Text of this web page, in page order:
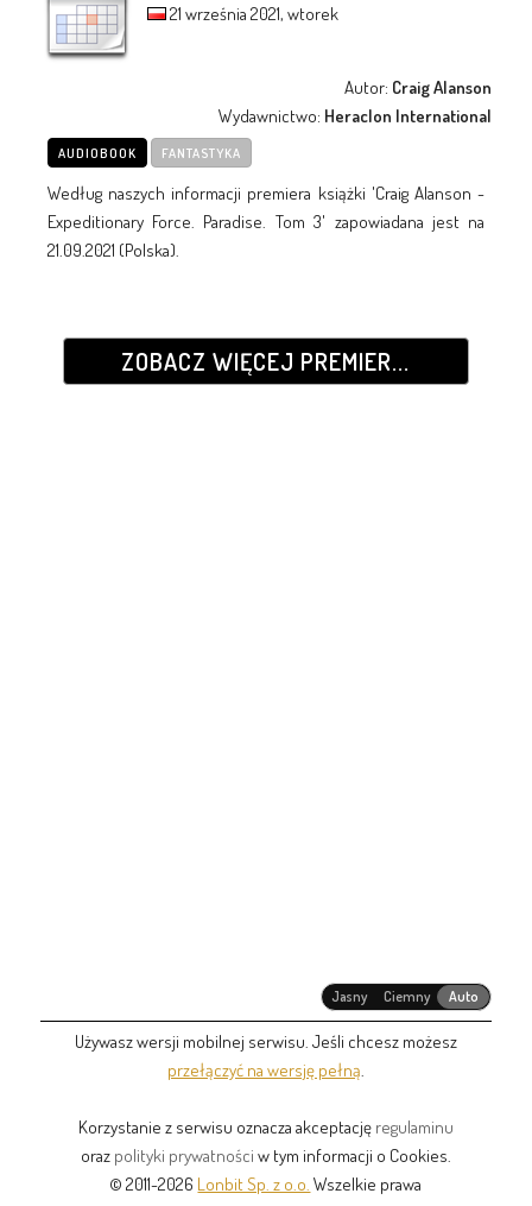
21 września 2021, wtorek
Autor: Craig Alanson
Wydawnictwo: Heraclon International
AUDIOBOOK FANTASTYKA
Według naszych informacji premiera książki 'Craig Alanson -
Expeditionary Force. Paradise. Tom 3' zapowiadana jest na
21.09.2021 (Polska).
ZOBACZ WIĘCEJ PREMIER...
Jasny Ciemny Auto
Używasz wersji mobilnej serwisu. Jeśli chcesz możesz
przełączyć na wersję pełną
Korzystanie z serwisu oznacza akceptację regulaminu
oraz polityki prywatności w tym informacji o Cookies.
© 2011-2026 Lonbit Sp. z o.o. Wszelkie prawa